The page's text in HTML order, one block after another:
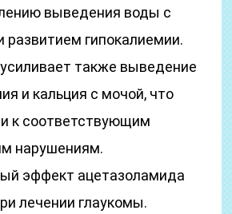
выведения воды с
развитием гипокалиемии.
также выведение
и кальция с мочой, что
к соответствующим
нарушениям.
эффект ацетазоламида
лечении глаукомы.